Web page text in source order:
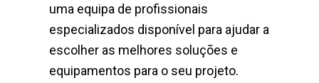
uma equipa de profissionais
especializados disponível para ajudar a
escolher as melhores soluções e
equipamentos para o seu projeto.